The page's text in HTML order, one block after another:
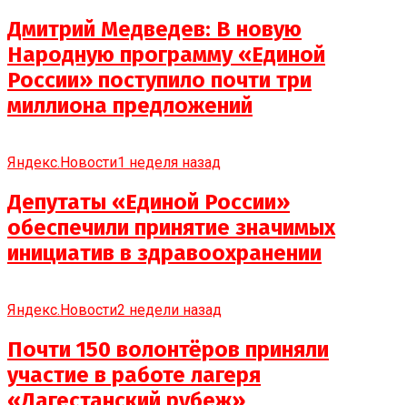
Дмитрий Медведев: В новую
Народную программу «Единой
России» поступило почти три
миллиона предложений
Яндекс.Новости1 неделя назад
Депутаты «Единой России»
обеспечили принятие значимых
инициатив в здравоохранении
Яндекс.Новости2 недели назад
Почти 150 волонтёров приняли
участие в работе лагеря